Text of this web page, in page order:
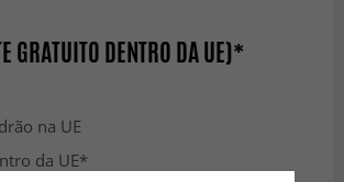
GRATUITO DENTRO DA UE)*
na UE
da UE*